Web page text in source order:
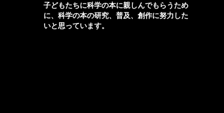
子どもたちに科学の本に親しんでもらうため
に、科学の本の研究、普及、創作に努力した
いと思っています。